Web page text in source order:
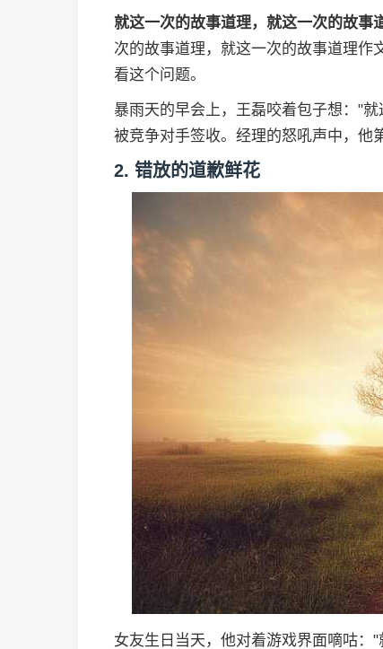
就这一次的故事道理，就这一次的故事
次的故事道理，就这一次的故事道理作
看这个问题。
暴雨天的早会上，王磊咬着包子想："
被竞争对手签收。经理的怒吼声中，他
2. 错放的道歉鲜花
女友生日当天，他对着游戏界面嘀咕：